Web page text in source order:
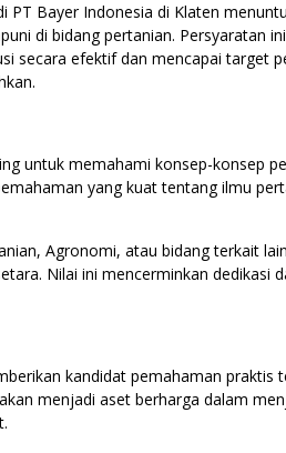
Bayer Indonesia di Klaten
di bidang pertanian. Persyaratan
secara efektif dan mencapai target
untuk memahami konsep-konsep
yang kuat tentang ilmu
Agronomi, atau bidang terkait
Nilai ini mencerminkan dedikasi
kandidat pemahaman praktis
menjadi aset berharga dalam